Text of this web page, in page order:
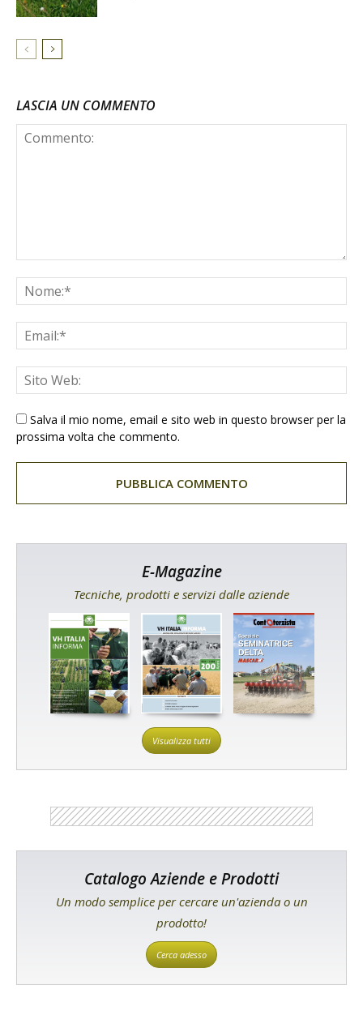
LASCIA UN COMMENTO
Salva il mio nome, email e sito web in questo browser per la
prossima volta che commento.
E-Magazine
Tecniche, prodotti e servizi dalle aziende
Visualizza tutti
Catalogo Aziende e Prodotti
Un modo semplice per cercare un'azienda o un
prodotto!
Cerca adesso